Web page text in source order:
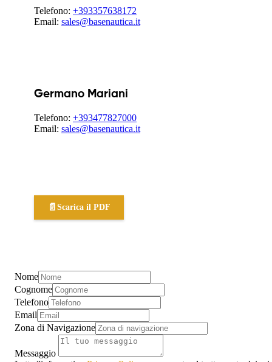
Telefono: +393357638172
Email: sales@basenautica.it
Germano Mariani
Telefono: +393477827000
Email: sales@basenautica.it
📄 Scarica il PDF
Nome
Cognome
Telefono
Email
Zona di Navigazione
Messaggio